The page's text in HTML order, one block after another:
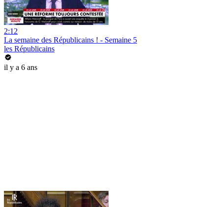
2:12
La semaine des Républicains ! - Semaine 5
les Républicains
il y a 6 ans